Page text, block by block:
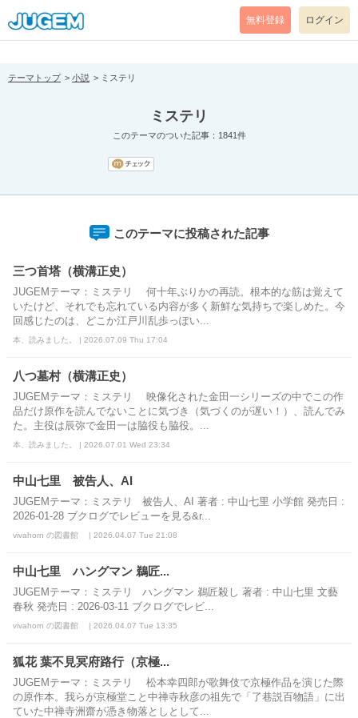
[pear_error: message="Success" code=0 mode=return level=notice
prefix="" info=""]
無料登録 ログイン
テーマトップ 小説 ミステリ
ミステリ
このテーマのついた記事：1841件
このテーマに投稿された記事
三つ首塔（横溝正史）
JUGEMテーマ：ミステリ 何十年ぶりかの再読。根本的な筋は覚えて
いたけど、それでも忘れている内容が多く新鮮な気持ちで楽しめた。今
回感じたのは、どこか江戸川乱歩っぽい...
本、読みました。 | 2026.07.09 Thu 17:04
八つ墓村（横溝正史）
JUGEMテーマ：ミステリ 映像化された金田一シリーズの中でこの作
品だけ原作を読んでないことに気づき（気づくのが遅い！）、読んでみ
た。主役は辰弥で金田一は脇役も脇役。...
本、読みました。 | 2026.07.01 Wed 23:34
中山七里 被告人、AI
JUGEMテーマ：ミステリ 被告人、AI 著者 : 中山七里 小学館 発売日 :
2026-01-28 ブクログでレビューを見る&r...
vivahorn の図書館 | 2026.04.07 Tue 21:08
中山七里 ハングマン 鵜匠...
JUGEMテーマ：ミステリ ハングマン 鵜匠殺し 著者 : 中山七里 文藝
春秋 発売日 : 2026-03-11 ブクログでレビ...
vivahorn の図書館 | 2026.04.07 Tue 13:35
狐花 葉不見冥府路行（京極...
JUGEMテーマ：ミステリ 松本幸四郎が歌舞伎で京極作品を演じた際
の原作本。我らが京極堂こと中禅寺秋彦の祖先で「了巷説百物語」に出
ていた中禅寺洲齋が憑き物落としとして...